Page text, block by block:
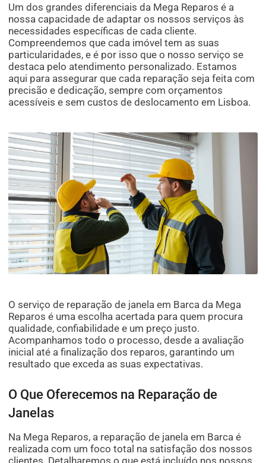
Um dos grandes diferenciais da Mega Reparos é a
nossa capacidade de adaptar os nossos serviços às
necessidades específicas de cada cliente.
Compreendemos que cada imóvel tem as suas
particularidades, e é por isso que o nosso serviço se
destaca pelo atendimento personalizado. Estamos
aqui para assegurar que cada reparação seja feita com
precisão e dedicação, sempre com orçamentos
acessíveis e sem custos de deslocamento em Lisboa.
O serviço de reparação de janela em Barca da Mega
Reparos é uma escolha acertada para quem procura
qualidade, confiabilidade e um preço justo.
Acompanhamos todo o processo, desde a avaliação
inicial até a finalização dos reparos, garantindo um
resultado que exceda as suas expectativas.
O Que Oferecemos na Reparação de
Janelas
Na Mega Reparos, a reparação de janela em Barca é
realizada com um foco total na satisfação dos nossos
clientes. Detalharemos o que está incluído nos nossos